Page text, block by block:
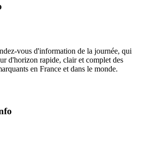
vous d'information de la journée, qui
d'horizon rapide, clair et complet des
en France et dans le monde.